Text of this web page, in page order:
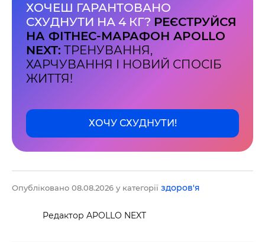
ХОЧЕШ ГАРАНТОВАНО
СХУДНУТИ НА 4 КГ? РЕЄСТРУЙСЯ
НА ФІТНЕС-МАРАФОН APOLLO
NEXT: ТРЕНУВАННЯ,
ХАРЧУВАННЯ І НОВИЙ СПОСІБ
ЖИТТЯ!
ХОЧУ СХУДНУТИ!
Опубліковано 08.08.2026 у категорії здоров'я
Редактор APOLLO NEXT